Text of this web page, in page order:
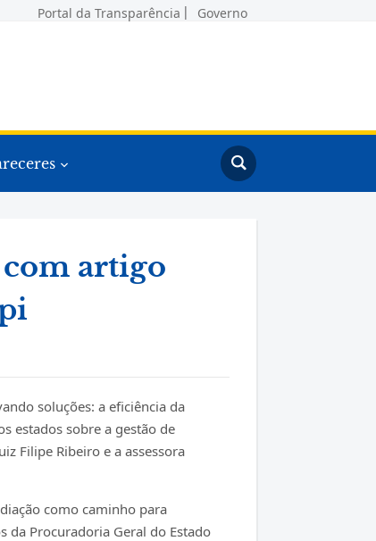
Portal da Transparência Governo
artigo
soluções: a eficiência da
estados sobre a gestão de
Filipe Ribeiro e a assessora
como caminho para
da Procuradoria Geral do Estado